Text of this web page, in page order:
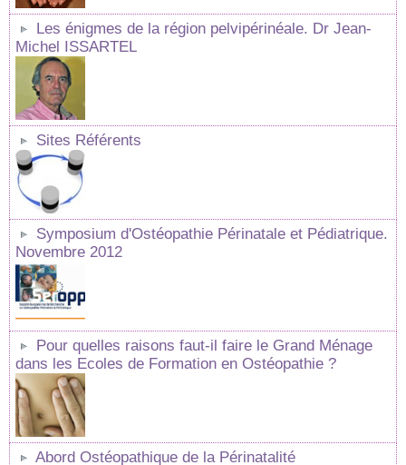
Les énigmes de la région pelvipérinéale. Dr Jean-
Michel ISSARTEL
Sites Référents
Symposium d'Ostéopathie Périnatale et Pédiatrique.
Novembre 2012
Pour quelles raisons faut-il faire le Grand Ménage
dans les Ecoles de Formation en Ostéopathie ?
Abord Ostéopathique de la Périnatalité